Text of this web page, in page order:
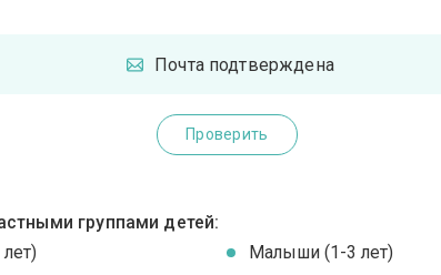
Почта подтверждена
Проверить
группами детей:
Малыши (1-3 лет)